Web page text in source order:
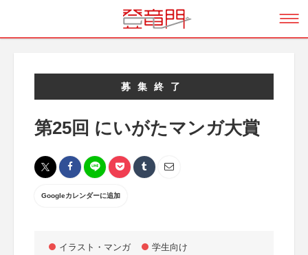
募集終了
第25回 にいがたマンガ大賞
Googleカレンダーに追加
イラスト・マンガ 学生向け